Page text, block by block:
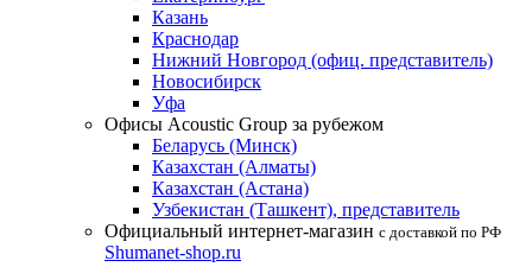
Казань
Краснодар
Нижний Новгород (офиц. представитель)
Новосибирск
Уфа
Офисы Acoustic Group за рубежом
Беларусь (Минск)
Казахстан (Алматы)
Казахстан (Астана)
Узбекистан (Ташкент), представитель
Официальный интернет-магазин с доставкой по РФ
Shumanet-shop.ru